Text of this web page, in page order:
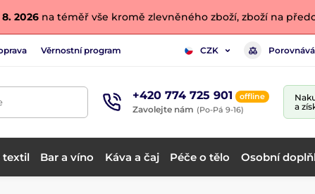
2026na téměř vše kromě zlevněného zboží, zboží na
Věrnostní program CZK
+420 774 725 901 offline
Zavolejte nám (Po-Pá 9-16)
a
textil Bar a víno Káva a čaj Péče o tělo Osobní